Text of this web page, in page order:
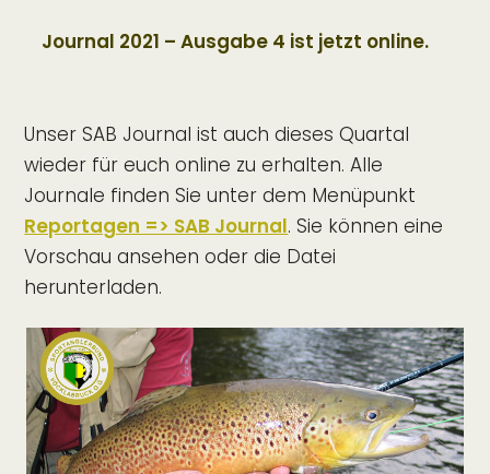
Journal 2021 – Ausgabe 4 ist jetzt online.
Unser SAB Journal ist auch dieses Quartal
wieder für euch online zu erhalten. Alle
Journale finden Sie unter dem Menüpunkt
Reportagen => SAB Journal. Sie können eine
Vorschau ansehen oder die Datei
herunterladen.